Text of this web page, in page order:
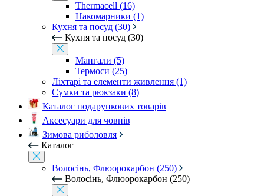
Thermacell (16)
Накомарники (1)
Кухня та посуд (30)
Кухня та посуд (30)
Мангали (5)
Термоси (25)
Ліхтарі та елементи живлення (1)
Сумки та рюкзаки (8)
Каталог подарункових товарів
Аксесуари для човнів
Зимова риболовля
Каталог
Волосінь, Флюорокарбон (250)
Волосінь, Флюорокарбон (250)